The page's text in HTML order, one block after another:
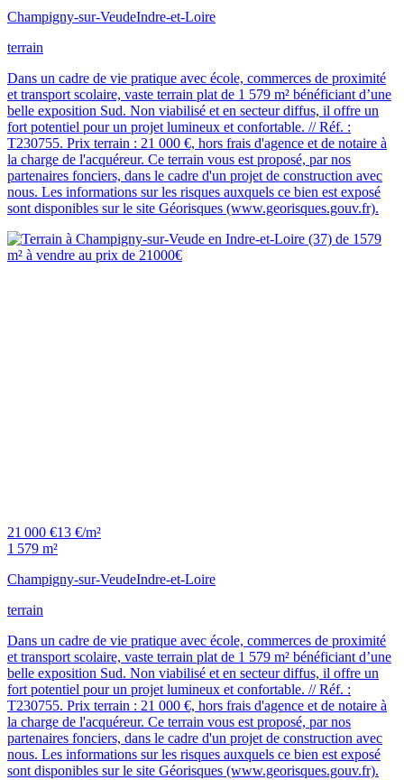
Champigny-sur-VeudeIndre-et-Loire
terrain
Dans un cadre de vie pratique avec école, commerces de proximité
et transport scolaire, vaste terrain plat de 1 579 m² bénéficiant d’une
belle exposition Sud. Non viabilisé et en secteur diffus, il offre un
fort potentiel pour un projet lumineux et confortable. // Réf. :
T230755. Prix terrain : 21 000 €, hors frais d'agence et de notaire à
la charge de l'acquéreur. Ce terrain vous est proposé, par nos
partenaires fonciers, dans le cadre d'un projet de construction avec
nous. Les informations sur les risques auxquels ce bien est exposé
sont disponibles sur le site Géorisques (www.georisques.gouv.fr).
21 000 €13 €/m²
1 579 m²
Champigny-sur-VeudeIndre-et-Loire
terrain
Dans un cadre de vie pratique avec école, commerces de proximité
et transport scolaire, vaste terrain plat de 1 579 m² bénéficiant d’une
belle exposition Sud. Non viabilisé et en secteur diffus, il offre un
fort potentiel pour un projet lumineux et confortable. // Réf. :
T230755. Prix terrain : 21 000 €, hors frais d'agence et de notaire à
la charge de l'acquéreur. Ce terrain vous est proposé, par nos
partenaires fonciers, dans le cadre d'un projet de construction avec
nous. Les informations sur les risques auxquels ce bien est exposé
sont disponibles sur le site Géorisques (www.georisques.gouv.fr).